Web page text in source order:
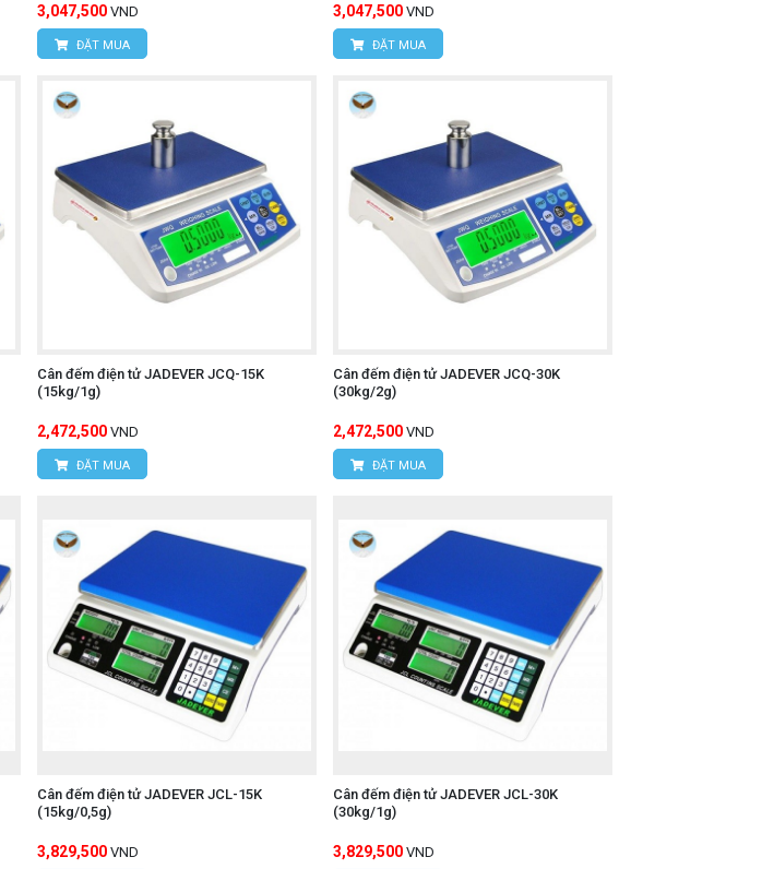
3,047,500 VND
ĐẶT MUA
3,047,500 VND
ĐẶT MUA
Cân đếm điện tử JADEVER JCQ-15K
(15kg/1g)
2,472,500 VND
ĐẶT MUA
Cân đếm điện tử JADEVER JCQ-30K
(30kg/2g)
2,472,500 VND
ĐẶT MUA
Cân đếm điện tử JADEVER JCL-15K
(15kg/0,5g)
3,829,500 VND
Cân đếm điện tử JADEVER JCL-30K
(30kg/1g)
3,829,500 VND